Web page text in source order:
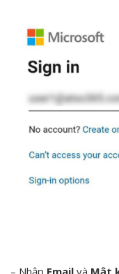
– Nhập Email và Mật